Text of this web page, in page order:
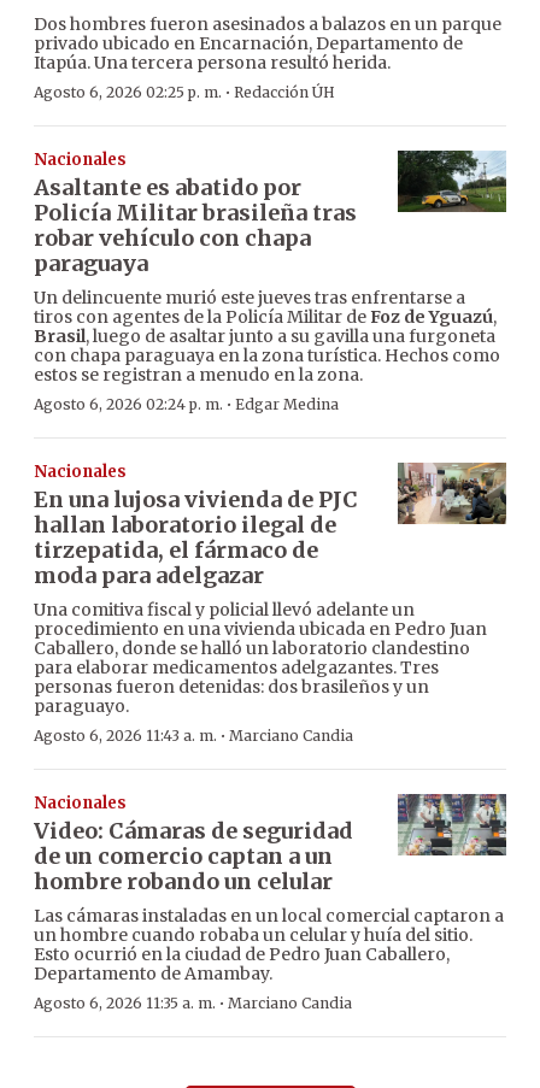
Dos hombres fueron asesinados a balazos en un parque
privado ubicado en Encarnación, Departamento de
Itapúa. Una tercera persona resultó herida.
Agosto 6, 2026 02:25 p. m. · Redacción ÚH
Nacionales
Asaltante es abatido por
Policía Militar brasileña tras
robar vehículo con chapa
paraguaya
Un delincuente murió este jueves tras enfrentarse a
tiros con agentes de la Policía Militar deFoz de Yguazú,
Brasil, luego de asaltar junto a su gavilla una furgoneta
con chapa paraguaya en la zona turística. Hechos como
estos se registran a menudo en la zona.
Agosto 6, 2026 02:24 p. m. · Edgar Medina
Nacionales
En una lujosa vivienda de PJC
hallan laboratorio ilegal de
tirzepatida, el fármaco de
moda para adelgazar
Una comitiva fiscal y policial llevó adelante un
procedimiento en una vivienda ubicada en Pedro Juan
Caballero, donde se halló un laboratorio clandestino
para elaborar medicamentos adelgazantes. Tres
personas fueron detenidas: dos brasileños y un
paraguayo.
Agosto 6, 2026 11:43 a. m. · Marciano Candia
Nacionales
Video: Cámaras de seguridad
de un comercio captan a un
hombre robando un celular
Las cámaras instaladas en un local comercial captaron a
un hombre cuando robaba un celular y huía del sitio.
Esto ocurrió en la ciudad de Pedro Juan Caballero,
Departamento de Amambay.
Agosto 6, 2026 11:35 a. m. · Marciano Candia